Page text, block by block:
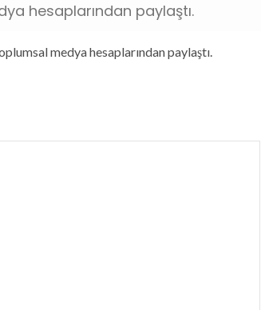
hesaplarından paylaştı.
medya hesaplarından paylaştı.